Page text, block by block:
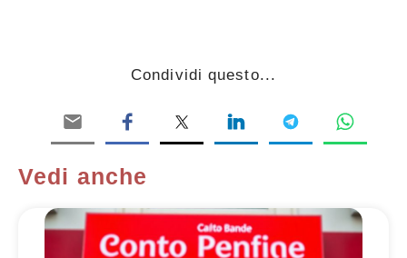
Condividi questo...
Vedi anche